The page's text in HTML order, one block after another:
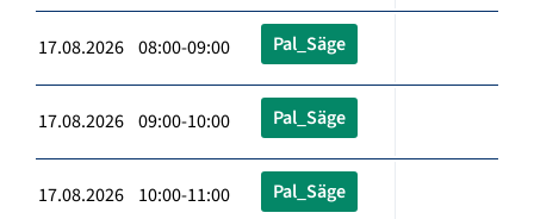
17.08.2026 08:00-09:00 Pal_Säge
17.08.2026 09:00-10:00 Pal_Säge
17.08.2026 10:00-11:00 Pal_Säge